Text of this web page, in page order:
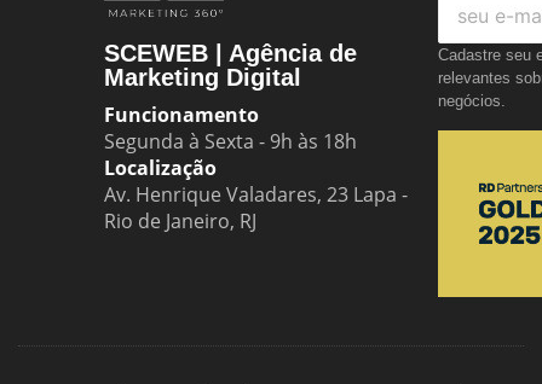
SCEWEB | Agência de
Marketing Digital
Funcionamento
Segunda à Sexta - 9h às 18h
Localização
Av. Henrique Valadares, 23 Lapa -
Rio de Janeiro, RJ
Cadastre seu
relevantes
negócios.